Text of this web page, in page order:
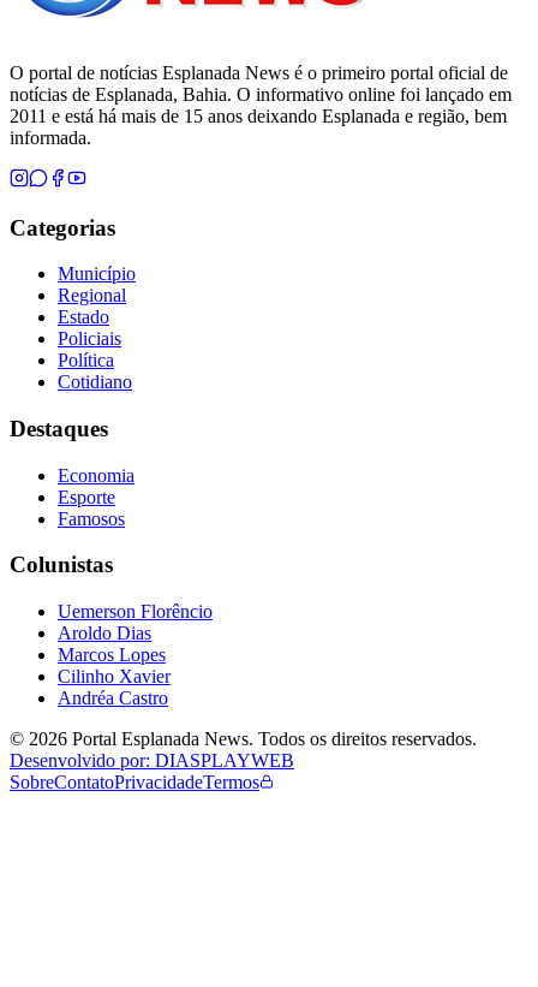
O portal de notícias Esplanada News é o primeiro portal oficial de
notícias de Esplanada, Bahia. O informativo online foi lançado em
2011 e está há mais de 15 anos deixando Esplanada e região, bem
informada.
Categorias
Município
Regional
Estado
Policiais
Política
Cotidiano
Destaques
Economia
Esporte
Famosos
Colunistas
Uemerson Florêncio
Aroldo Dias
Marcos Lopes
Cilinho Xavier
Andréa Castro
© 2026 Portal Esplanada News. Todos os direitos reservados.
Desenvolvido por: DIASPLAYWEB
SobreContatoPrivacidadeTermos